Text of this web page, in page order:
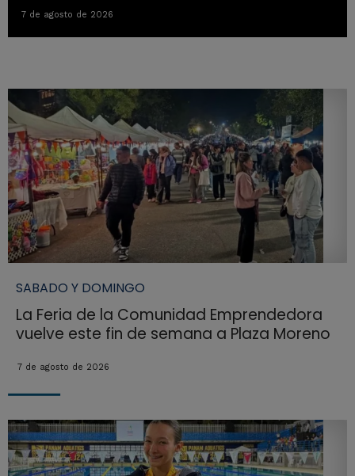
7 de agosto de 2026
SABADO Y DOMINGO
La Feria de la Comunidad Emprendedora
vuelve este fin de semana a Plaza Moreno
7 de agosto de 2026